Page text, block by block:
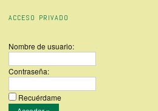
ACCESO PRIVADO
Nombre de usuario:
Contraseña:
Recuérdame